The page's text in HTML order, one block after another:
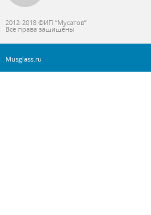
2012-2018 ©ИП “Мусатов”
Все права защищены
Musglass.ru